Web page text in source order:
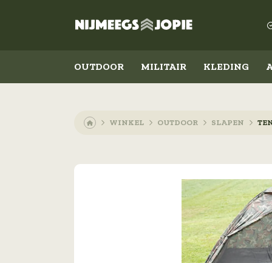
OUTDOOR MILITAIR KLEDING
Outdoor Militair
Schoenen
Accessoires
Emblemen
Militaire rangen
Overig
WINKEL OUTDOOR SLAPEN